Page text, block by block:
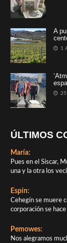
A
1
25
ÚLTIMOS
María:
Pues en el Siscar,
una y la otra los
Espín:
Cehegín se muere
corporación se
Pemowes:
Nos alegramos